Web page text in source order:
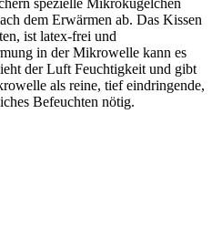
spezielle Mikrokügelchen
dem Erwärmen ab. Das Kissen
ist latex-frei und
in der Mikrowelle kann es
der Luft Feuchtigkeit und gibt
als reine, tief eindringende,
Befeuchten nötig.
Arthritis, Linderung von
und,
ist auch die Anwendung